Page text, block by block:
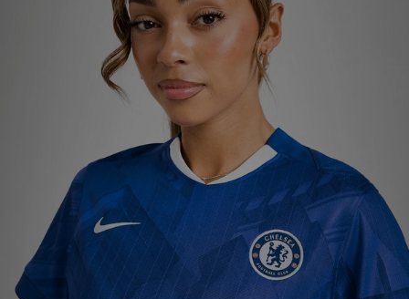
Deportes & Fitness
TARJETA REGALO